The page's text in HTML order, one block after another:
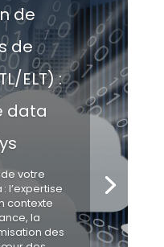
de
de
ELT) :
data
votre
l’expertise
contexte
la
des